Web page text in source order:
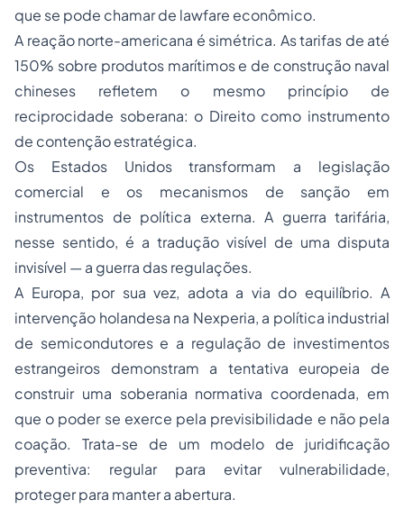
que se pode chamar de lawfare econômico.
A reação norte-americana é simétrica. As tarifas de até
150% sobre produtos marítimos e de construção naval
chineses refletem o mesmo princípio de
reciprocidade soberana: o Direito como instrumento
de contenção estratégica.
Os Estados Unidos transformam a legislação
comercial e os mecanismos de sanção em
instrumentos de política externa. A guerra tarifária,
nesse sentido, é a tradução visível de uma disputa
invisível — a guerra das regulações.
A Europa, por sua vez, adota a via do equilíbrio. A
intervenção holandesa na Nexperia, a política industrial
de semicondutores e a regulação de investimentos
estrangeiros demonstram a tentativa europeia de
construir uma soberania normativa coordenada, em
que o poder se exerce pela previsibilidade e não pela
coação. Trata-se de um modelo de juridificação
preventiva: regular para evitar vulnerabilidade,
proteger para manter a abertura.